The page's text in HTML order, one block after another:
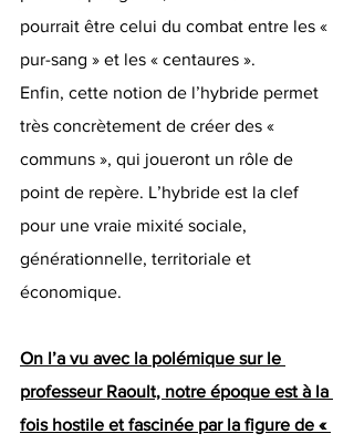
pourrait être celui du combat entre les «
pur-sang » et les « centaures ».
Enfin, cette notion de l’hybride permet
très concrètement de créer des «
communs », qui joueront un rôle de
point de repère. L’hybride est la clef
pour une vraie mixité sociale,
générationnelle, territoriale et
économique.
On l’a vu avec la polémique sur le
professeur Raoult, notre époque est à la
fois hostile et fascinée par la figure de «